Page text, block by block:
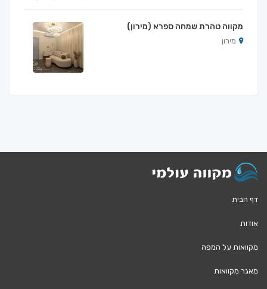
מקווה טהרת שמחה ספרא (מירון)
מירון
דף הבית
אודות
מקוואות על המפה
מאגר מקוואות